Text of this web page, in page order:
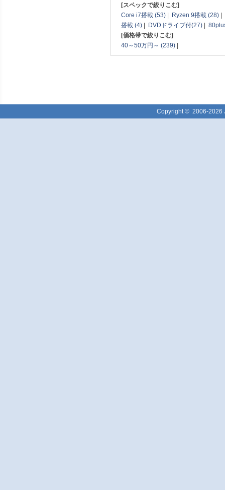
[スペックで絞りこむ]
Core i7搭載 (53)
Ryzen 9搭載 (28)
搭載 (4)
DVDドライブ付(27)
[価格帯で絞りこむ]
40～50万円～ (239)
Copyright © 2006-2026